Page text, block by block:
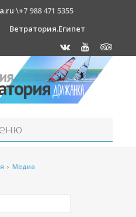
\+7 988 471 5355
Ветратория.Египет
› Медиа